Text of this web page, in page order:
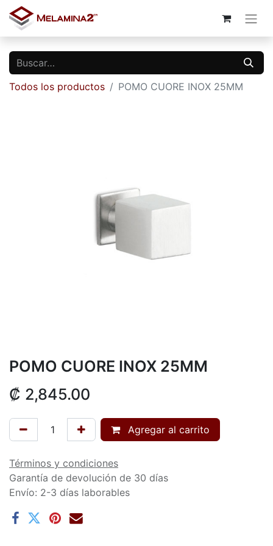
Todos los productos POMO CUORE INOX 25MM
POMO CUORE INOX 25MM
₡ 2,845.00
Agregar al carrito
Términos y condiciones
Garantía de devolución de 30 días
Envío: 2-3 días laborables